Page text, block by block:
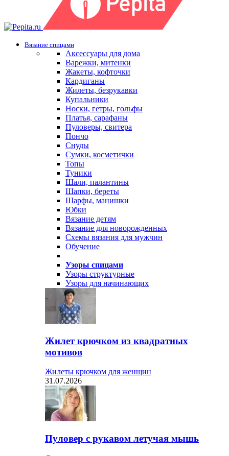
Вязание спицами
Аксессуары для дома
Варежки, митенки
Жакеты, кофточки
Кардиганы
Жилеты, безрукавки
Купальники
Носки, гетры, гольфы
Платья, сарафаны
Пуловеры, свитера
Пончо
Снуды
Сумки, косметички
Топы
Туники
Шали, палантины
Шапки, береты
Шарфы, манишки
Юбки
Вязание детям
Вязание для новорожденных
Схемы вязания для мужчин
Обучение
Узоры спицами
Узоры структурные
Узоры для начинающих
Жилет крючком из квадратных
мотивов
Жилеты крючком для женщин
31.07.2026
Пуловер с рукавом летучая мышь